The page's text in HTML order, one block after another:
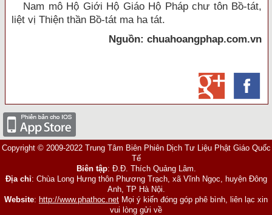
Nam mô Hộ Giới Hộ Giáo Hộ Pháp chư tôn Bồ-tát,
liệt vị Thiện thần Bồ-tát ma ha tát.
Nguồn: chuahoangphap.com.vn
Copyright © 2009-2022 Trung Tâm Biên Phiên Dịch Tư Liệu Phật Giáo Quốc
Tế
Biên tập: Đ.Đ. Thích Quảng Lâm.
Địa chỉ: Chùa Long Hưng thôn Phương Trạch, xã Vĩnh Ngọc, huyện Đông
Anh, TP Hà Nội.
Website: http://www.phathoc.net Mọi ý kiến đóng góp phê bình, liên lạc xin
vui lòng gửi về